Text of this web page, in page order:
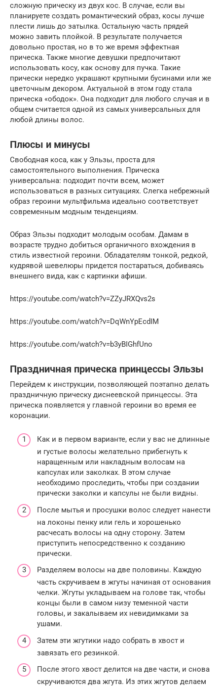
сложную прическу из двух кос. В случае, если вы
планируете создать романтический образ, косы лучше
плести лишь до затылка. Остальную часть прядей
можно завить плойкой. В результате получается
довольно простая, но в то же время эффектная
прическа. Также многие девушки предпочитают
использовать косу, как основу для пучка. Такие
прически нередко украшают крупными бусинами или же
цветочным декором. Актуальной в этом году стала
прическа «ободок». Она подходит для любого случая и в
общем считается одной из самых универсальных для
любой длины волос.
Плюсы и минусы
Свободная коса, как у Эльзы, проста для
самостоятельного выполнения. Прическа
универсальна: подходит почти всем, может
использоваться в разных ситуациях. Слегка небрежный
образ героини мультфильма идеально соответствует
современным модным тенденциям.
Образ Эльзы подходит молодым особам. Дамам в
возрасте трудно добиться органичного вхождения в
стиль известной героини. Обладателям тонкой, редкой,
кудрявой шевелюры придется постараться, добиваясь
внешнего вида, как с картинки афиши.
https://youtube.com/watch?v=ZZyJRXQvs2s
https://youtube.com/watch?v=DqWnYpEcdIM
https://youtube.com/watch?v=b3yBIGhfUno
Праздничная прическа принцессы Эльзы
Перейдем к инструкции, позволяющей поэтапно делать
праздничную прическу диснеевской принцессы. Эта
прическа появляется у главной героини во время ее
коронации.
Как и в первом варианте, если у вас не длинные
и густые волосы желательно прибегнуть к
наращенным или накладным волосам на
капсулах или заколках. В этом случае
необходимо проследить, чтобы при создании
прически заколки и капсулы не были видны.
После мытья и просушки волос следует нанести
на локоны пенку или гель и хорошенько
расчесать волосы на одну сторону. Затем
приступить непосредственно к созданию
прически.
Разделяем волосы на две половины. Каждую
часть скручиваем в жгуты начиная от основания
челки. Жгуты укладываем на голове так, чтобы
концы были в самом низу теменной части
головы, и закалываем их невидимками за
ушами.
Затем эти жгутики надо собрать в хвост и
завязать его резинкой.
После этого хвост делится на две части, и снова
скручиваются два жгута. Из этих жгутов делаем